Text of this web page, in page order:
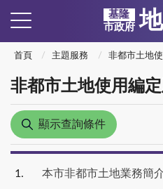
基隆
市政府
首頁 主題服務 非都市土地
非都市土地使用編
顯示查詢條件
1 本市非都市土地業務簡